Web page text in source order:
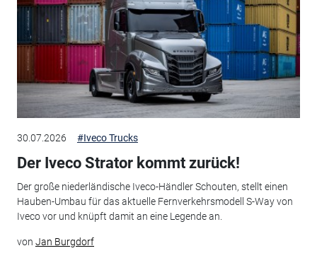
30.07.2026 #Iveco Trucks
Der Iveco Strator kommt zurück!
Der große niederländische Iveco-Händler Schouten, stellt einen
Hauben-Umbau für das aktuelle Fernverkehrsmodell S-Way von
Iveco vor und knüpft damit an eine Legende an.
von Jan Burgdorf